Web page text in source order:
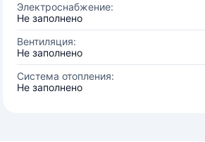
Электроснабжение:
Не заполнено
Вентиляция:
Не заполнено
Система отопления:
Не заполнено